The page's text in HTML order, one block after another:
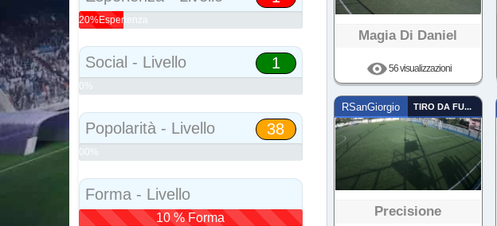
20%Esperienza
Social - Livello 1
0%
Popolarità - Livello 38
00%
Forma - Livello
10 % Forma
Magia Di Daniel
56 visualizzazioni
RSanGiorgio TIRO DA FUORI
Precisione